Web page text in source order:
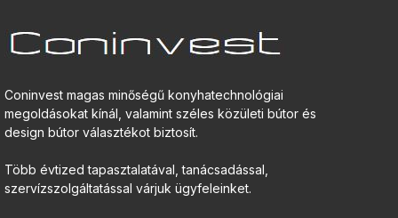
Coninvest magas minőségű konyhatechnológiai
megoldásokat kínál, valamint széles közületi bútor és
design bútor választékot biztosít.
Több évtized tapasztalatával, tanácsadással,
szervízszolgáltatással várjuk ügyfeleinket.